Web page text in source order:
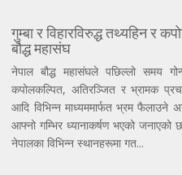
गुम्बा र विहारविरुद्ध तथ्यहिन र
बौद्ध महासंघ
नेपाल बौद्ध महासंघले पछिल्लो समय
कपोलकल्पित, अतिरञ्जित र भ्रामक
आदि विभिन्न माध्यममार्फत भ्रम फैलाउने
आफ्नो गम्भिर ध्यानाकर्षण भएको जनाएको
नेपालका विभिन्न स्थानहरूमा गत...